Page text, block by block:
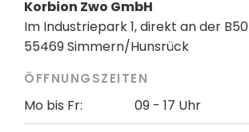
Korbion Zwo GmbH
Im Industriepark 1, direkt an der B50
55469 Simmern/Hunsrück
ÖFFNUNGSZEITEN
Mo bis Fr:
09 - 17 Uhr